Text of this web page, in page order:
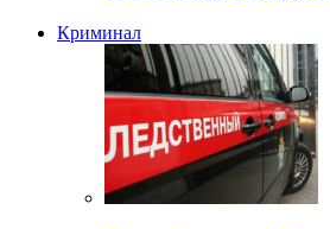
Криминал